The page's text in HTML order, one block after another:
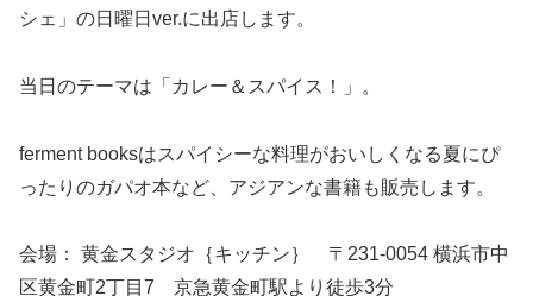
シェ」の日曜日ver.に出店します。
当日のテーマは「カレー＆スパイス！」。
ferment booksはスパイシーな料理がおいしくなる夏にぴ
ったりのガパオ本など、アジアンな書籍も販売します。
会場： 黄金スタジオ｛キッチン｝ 〒231-0054 横浜市中
区黄金町2丁目7 京急黄金町駅より徒歩3分